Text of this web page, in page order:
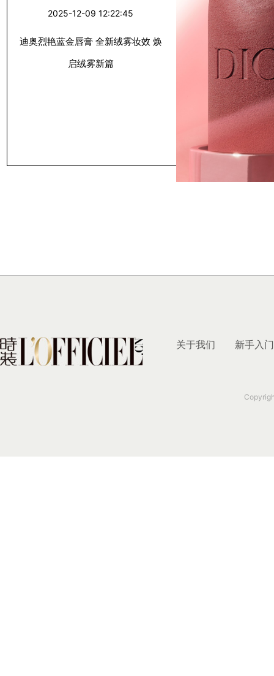
效 焕启绒雾新
2025-12-09 12:22:45
迪奥烈艳蓝金唇膏 全新绒雾妆效 焕
启绒雾新篇
关于我们 新手入门